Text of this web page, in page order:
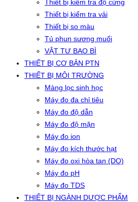
Thiết bị kiểm tra độ cứng
Thiết bị kiểm tra vải
Thiết bị so màu
Tủ phun sương muối
VẬT TƯ BAO BÌ
THIẾT BỊ CƠ BẢN PTN
THIẾT BỊ MÔI TRƯỜNG
Màng lọc sinh học
Máy đo đa chỉ tiêu
Máy đo độ dẫn
Máy đo độ mặn
Máy đo ion
Máy đo kích thước hạt
Máy đo oxi hòa tan (DO)
Máy đo pH
Máy đo TDS
THIẾT BỊ NGÀNH DƯỢC PHẨM